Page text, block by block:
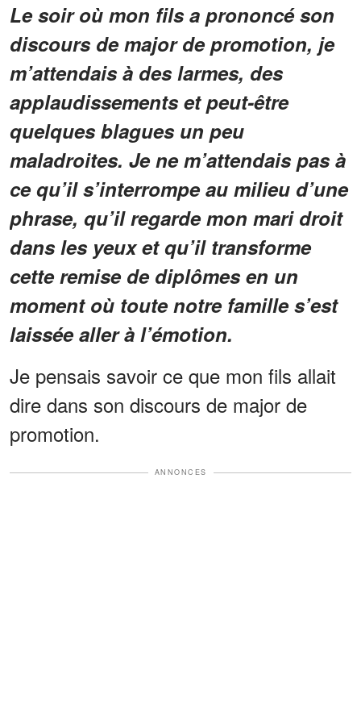
Le soir où mon fils a prononcé son
discours de major de promotion, je
m’attendais à des larmes, des
applaudissements et peut-être
quelques blagues un peu
maladroites. Je ne m’attendais pas à
ce qu’il s’interrompe au milieu d’une
phrase, qu’il regarde mon mari droit
dans les yeux et qu’il transforme
cette remise de diplômes en un
moment où toute notre famille s’est
laissée aller à l’émotion.
Je pensais savoir ce que mon fils allait
dire dans son discours de major de
promotion.
ANNONCES